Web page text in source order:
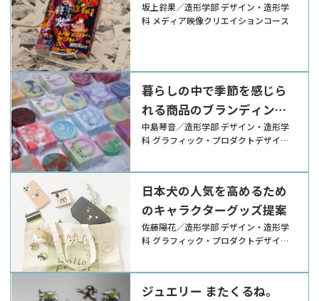
坂上鈴果／造形学部 デザイン・造形学
科 メディア映像クリエイションコース
暮らしの中で季節を感じら
れる商品のブランディング
デザイン
中島琴音／造形学部 デザイン・造形学
科 グラフィック・プロダクトデザイン
日本犬の人気を高めるため
のキャラクターグッズ提案
佐藤陽花／造形学部 デザイン・造形学
科 グラフィック・プロダクトデザイン
ジュエリー またくるね。